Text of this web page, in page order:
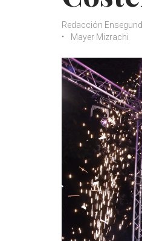
Redacción
Mayer Mizrachi